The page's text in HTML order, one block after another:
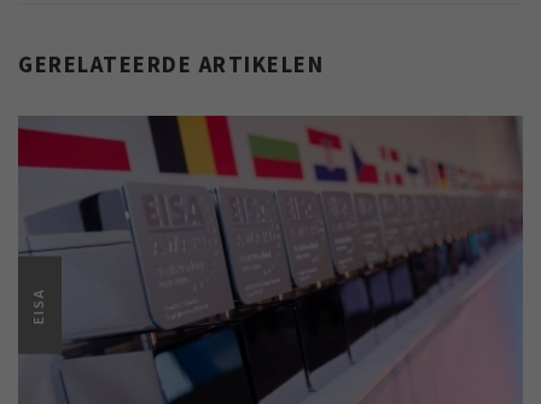
GERELATEERDE ARTIKELEN
EISA